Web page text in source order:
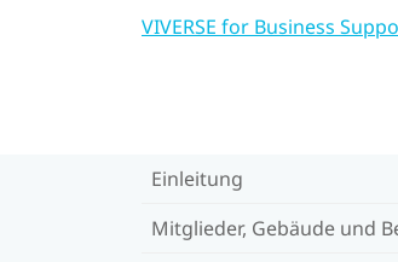
VIVERSE for Business
Einleitung
Mitglieder, Gebäude und